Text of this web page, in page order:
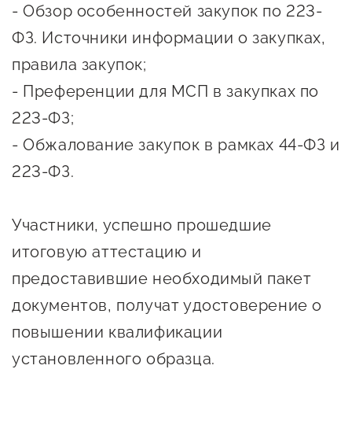
Онлайн-витрина
Экскурсии на
документы
Органы власти
Интерактивные сервисы
Каталог маркетплейсов
Каталог креативной
Госзакупки для малого
бизнеса
Каталог югорских франшиз
Инвестору
- Обзор особенностей закупок по 223-
ФЗ. Источники информации о закупках,
правила закупок;
- Преференции для МСП в закупках по
223-ФЗ;
- Обжалование закупок в рамках 44-ФЗ и
223-ФЗ.
Участники, успешно прошедшие
итоговую аттестацию и
предоставившие необходимый пакет
документов, получат удостоверение о
повышении квалификации
установленного образца.